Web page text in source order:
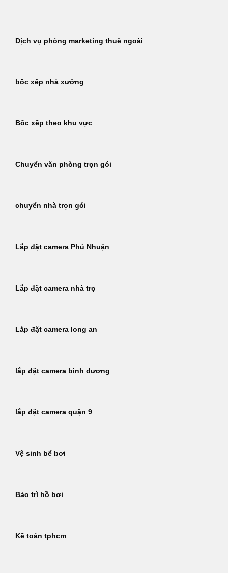
dungDịch vụ phòng marketing thuê ngoài
bốc xếp nhà xưởng
Bốc xếp theo khu vực
Chuyển văn phòng trọn gói
chuyển nhà trọn gói
Lắp đặt camera Phú Nhuận
Lắp đặt camera nhà trọ
Lắp đặt camera long an
lắp đặt camera bình dương
lắp đặt camera quận 9
Vệ sinh bể bơi
Bảo trì hồ bơi
Kế toán tphcm